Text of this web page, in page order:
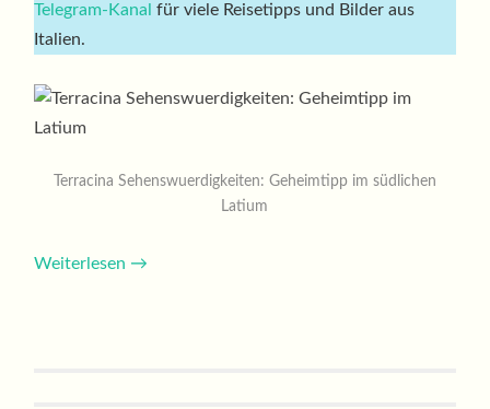
Telegram-Kanal für viele Reisetipps und Bilder aus
Italien.
Terracina Sehenswuerdigkeiten: Geheimtipp im südlichen
Latium
Weiterlesen →